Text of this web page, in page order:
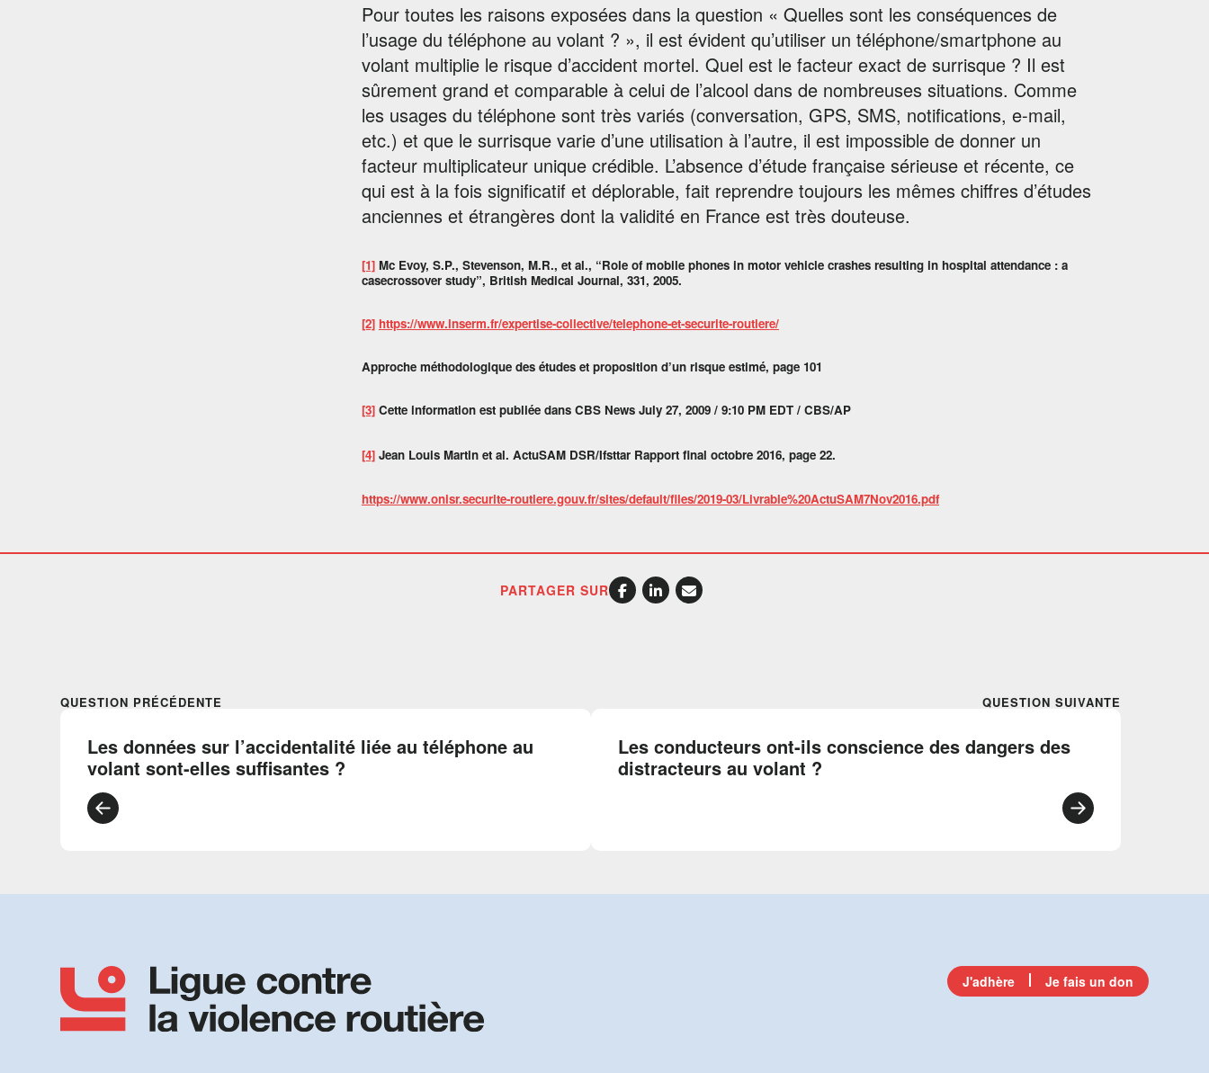
Pour toutes les raisons exposées dans la question « Quelles sont les conséquences de
l’usage du téléphone au volant ? », il est évident qu’utiliser un téléphone/smartphone au
volant multiplie le risque d’accident mortel. Quel est le facteur exact de surrisque ? Il est
sûrement grand et comparable à celui de l’alcool dans de nombreuses situations. Comme
les usages du téléphone sont très variés (conversation, GPS, SMS, notifications, e-mail,
etc.) et que le surrisque varie d’une utilisation à l’autre, il est impossible de donner un
facteur multiplicateur unique crédible. L’absence d’étude française sérieuse et récente, ce
qui est à la fois significatif et déplorable, fait reprendre toujours les mêmes chiffres d’études
anciennes et étrangères dont la validité en France est très douteuse.
[1] Mc Evoy, S.P., Stevenson, M.R., et al., “Role of mobile phones in motor vehicle crashes resulting in hospital attendance : a
casecrossover study”, British Medical Journal, 331, 2005.
[2] https://www.inserm.fr/expertise-collective/telephone-et-securite-routiere/
Approche méthodologique des études et proposition d’un risque estimé, page 101
[3] Cette information est publiée dans CBS News July 27, 2009 / 9:10 PM EDT / CBS/AP
[4] Jean Louis Martin et al. ActuSAM DSR/Ifsttar Rapport final octobre 2016, page 22.
https://www.onisr.securite-routiere.gouv.fr/sites/default/files/2019-03/Livrable%20ActuSAM7Nov2016.pdf
PARTAGER SUR
QUESTION PRÉCÉDENTE QUESTION SUIVANTE
Les données sur l’accidentalité liée au téléphone au
volant sont-elles suffisantes ?
Les conducteurs ont-ils conscience des dangers des
distracteurs au volant ?
J'adhère Je fais un don